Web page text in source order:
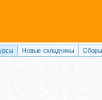
Новые складчины Сборы